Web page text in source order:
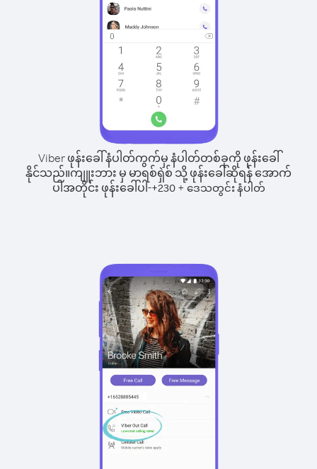
Viber ဖုန်းခေါ်နံပါတ်ကွက်မှ နံပါတ်တစ်ခုကို ဖုန်းခေါ်
နိုင်သည်။ကျူးဘား မှ မာရစ်ရှဲစ် သို့ ဖုန်းခေါ်ဆိုရန် အောက်
ပါအတိုင်း ဖုန်းခေါ်ပါ-+230+ဒေသတွင်း နံပါတ်